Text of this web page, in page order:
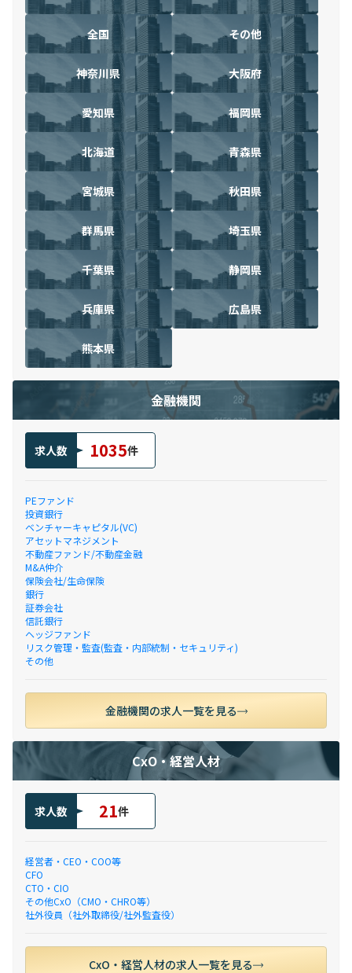
全国 その他
神奈川県 大阪府
愛知県 福岡県
北海道 青森県
宮城県 秋田県
群馬県 埼玉県
千葉県 静岡県
兵庫県 広島県
熊本県
金融機関
求人数 1035件
PEファンド
投資銀行
ベンチャーキャピタル(VC)
アセットマネジメント
不動産ファンド/不動産金融
M&A仲介
保険会社/生命保険
銀行
証券会社
信託銀行
ヘッジファンド
リスク管理・監査(監査・内部統制・セキュリティ)
その他
金融機関の求人一覧を見る
CxO・経営人材
求人数 21件
経営者・CEO・COO等
CFO
CTO・CIO
その他CxO（CMO・CHRO等）
社外役員（社外取締役/社外監査役）
CxO・経営人材の求人一覧を見る